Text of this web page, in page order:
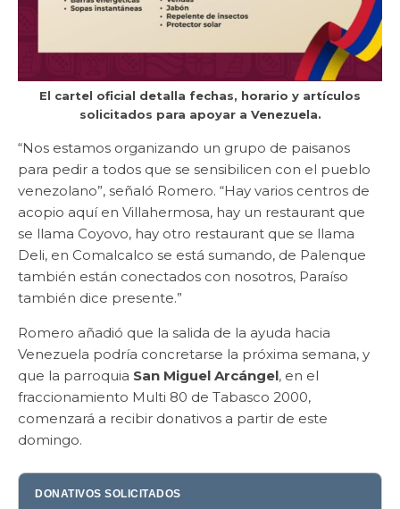
El cartel oficial detalla fechas, horario y artículos
solicitados para apoyar a Venezuela.
“Nos estamos organizando un grupo de paisanos
para pedir a todos que se sensibilicen con el pueblo
venezolano”, señaló Romero. “Hay varios centros de
acopio aquí en Villahermosa, hay un restaurant que
se llama Coyovo, hay otro restaurant que se llama
Deli, en Comalcalco se está sumando, de Palenque
también están conectados con nosotros, Paraíso
también dice presente.”
Romero añadió que la salida de la ayuda hacia
Venezuela podría concretarse la próxima semana, y
que la parroquia San Miguel Arcángel, en el
fraccionamiento Multi 80 de Tabasco 2000,
comenzará a recibir donativos a partir de este
domingo.
DONATIVOS SOLICITADOS